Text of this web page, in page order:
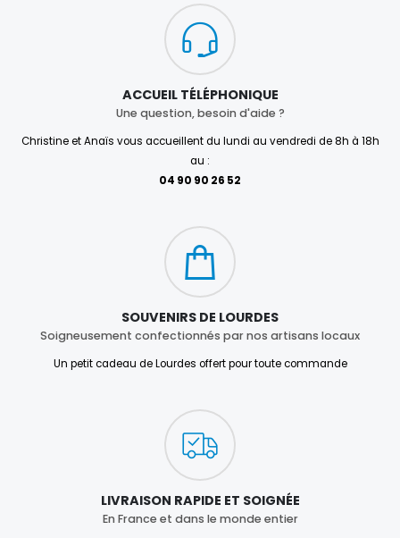
ACCUEIL TÉLÉPHONIQUE
Une question, besoin d'aide ?
Christine et Anaïs vous accueillent du lundi au vendredi de 8h à 18h
au :
04 90 90 26 52
SOUVENIRS DE LOURDES
Soigneusement confectionnés par nos artisans locaux
Un petit cadeau de Lourdes offert pour toute commande
LIVRAISON RAPIDE ET SOIGNÉE
En France et dans le monde entier